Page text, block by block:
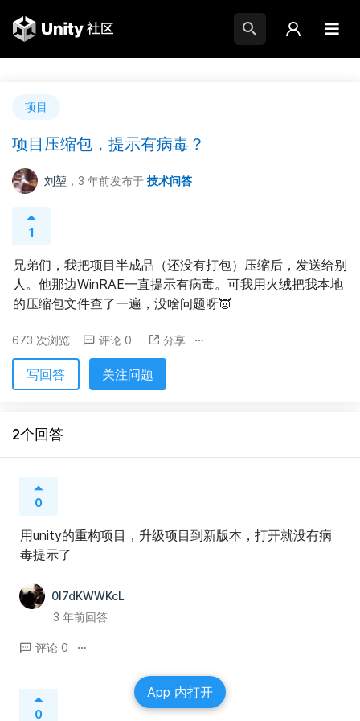
项目
项目压缩包，提示有病毒？
刘堃 ，3 年前发布于 技术问答
1
兄弟们，我把项目半成品（还没有打包）压缩后，发送给别
人。他那边WinRAE一直提示有病毒。可我用火绒把我本地
的压缩包文件查了一遍，没啥问题呀👿
673 次浏览 评论 0 分享
写回答 关注问题
2个回答
0
用unity的重构项目，升级项目到新版本，打开就没有病
毒提示了
0l7dKWWKcL
3 年前回答
评论 0
0
App 内打开